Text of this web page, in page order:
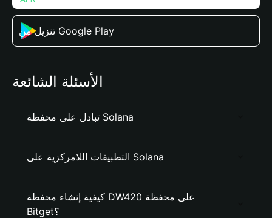
تنزيل من Google Play
الأسئلة الشائعة
تبادل على محفظة Solana
التطبيقات اللامركزية على Solana
كيفية إنشاء محفظة DW420 على محفظة
Bitget؟